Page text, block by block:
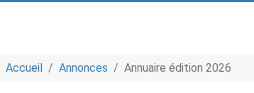
Accueil Annonces Annuaire édition 2026